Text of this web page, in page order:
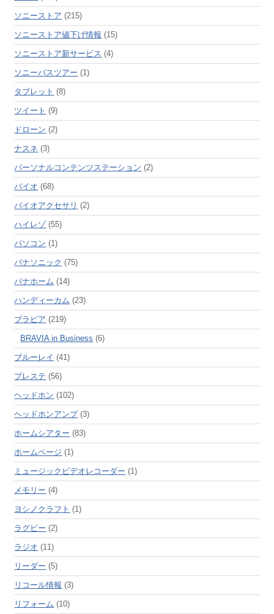
ソニーストア (215)
ソニーストア値下げ情報 (15)
ソニーストア新サービス (4)
ソニーバスツアー (1)
タブレット (8)
ツイート (9)
ドローン (2)
ナスネ (3)
パーソナルコンテンツステーション (2)
バイオ (68)
バイオアクセサリ (2)
ハイレゾ(55)
パソコン (1)
パナソニック (75)
パナホーム (14)
ハンディーカム (23)
ブラビア (219)
BRAVIA in Business (6)
ブルーレイ (41)
プレステ (56)
ヘッドホン (102)
ヘッドホンアンプ(3)
ホームシアター (83)
ホームページ (1)
ミュージックビデオレコーダー (1)
メモリー (4)
ヨシノクラフト (1)
ラグビー (2)
ラジオ (11)
リーダー (5)
リコール情報 (3)
リフォーム (10)